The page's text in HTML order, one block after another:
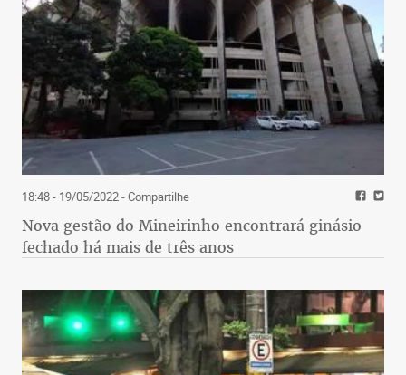
18:48 - 19/05/2022- Compartilhe
Nova gestão do Mineirinho encontrará ginásio
fechado há mais de três anos